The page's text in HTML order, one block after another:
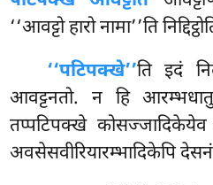
‘‘आवट्टो हारो नामा’’ति
‘‘पटिपक्खे’’ति इदं
आवट्टनतो. न हि
तप्पटिपक्खे
अवसेसवीरियारम्भादिकेपि